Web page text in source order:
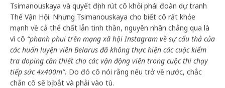
Tsimanouskaya và quyết định rút cô khỏi phái đoàn dự tranh
Thế Vận Hội. Nhưng Tsimanouskaya cho biết cô rất khỏe
mạnh về cả thể chất lẫn tinh thần, nguyên nhân chẳng qua là
vì cô “phanh phui trên mạng xã hội Instagram về sự cẩu thả của
các huấn luyện viên Belarus đã không thực hiện các cuộc kiểm
tra doping cần thiết cho các vận động viên trong cuộc thi chạy
tiếp sức 4x400m”. Do đó cô nói rằng nếu trở về nước, chắc
chắn cô sẽ bị bắt và phải vào tù.